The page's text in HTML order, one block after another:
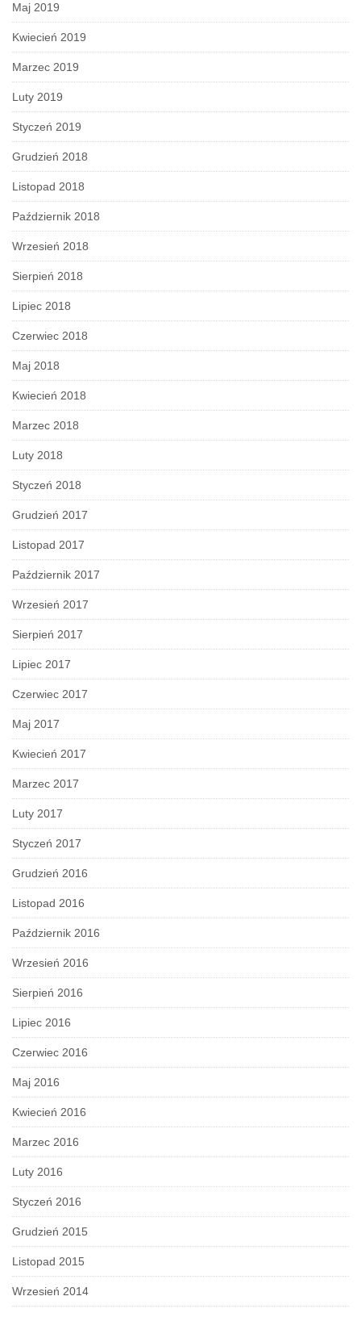
Maj 2019
Kwiecień 2019
Marzec 2019
Luty 2019
Styczeń 2019
Grudzień 2018
Listopad 2018
Październik 2018
Wrzesień 2018
Sierpień 2018
Lipiec 2018
Czerwiec 2018
Maj 2018
Kwiecień 2018
Marzec 2018
Luty 2018
Styczeń 2018
Grudzień 2017
Listopad 2017
Październik 2017
Wrzesień 2017
Sierpień 2017
Lipiec 2017
Czerwiec 2017
Maj 2017
Kwiecień 2017
Marzec 2017
Luty 2017
Styczeń 2017
Grudzień 2016
Listopad 2016
Październik 2016
Wrzesień 2016
Sierpień 2016
Lipiec 2016
Czerwiec 2016
Maj 2016
Kwiecień 2016
Marzec 2016
Luty 2016
Styczeń 2016
Grudzień 2015
Listopad 2015
Wrzesień 2014